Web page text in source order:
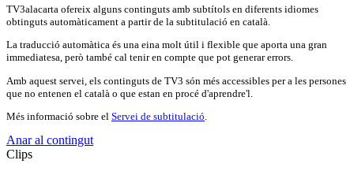
TV3alacarta ofereix alguns continguts amb subtítols en diferents idiomes
obtinguts automàticament a partir de la subtitulació en català.
La traducció automàtica és una eina molt útil i flexible que aporta una gran
immediatesa, però també cal tenir en compte que pot generar errors.
Amb aquest servei, els continguts de TV3 són més accessibles per a les persones
que no entenen el català o que estan en procé d'aprendre'l.
Més informació sobre el Servei de subtitulació
Anar al contingut
Clips